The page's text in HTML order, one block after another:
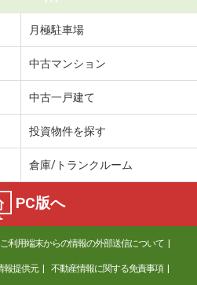
月極駐車場
中古マンション
中古一戸建て
投資物件を探す
倉庫/トランクルーム
PC版へ
利用端末からの情報の外部送信について
報提供元 不動産情報に関する免責事項